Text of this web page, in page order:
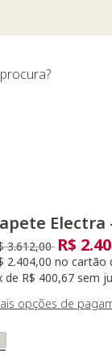
OFF*: use
Electra
reduzido de
3.612,00 para
R$
2.404,00 no cartão
de R$ 400,67 sem
opções de